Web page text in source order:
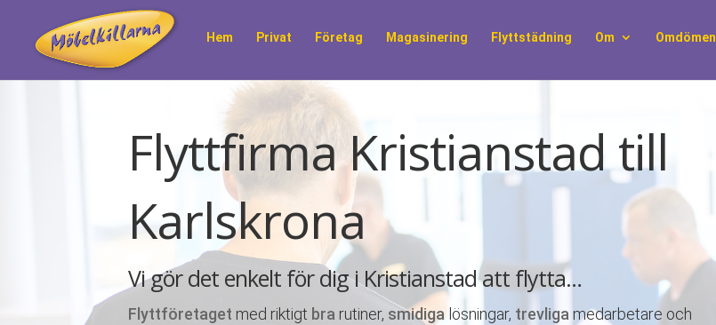
Hem Privat Företag Magasinering Flyttstädning Om Omdömen
Flyttfirma Kristianstad till
Karlskrona
Vi gör det enkelt för dig i Kristianstad att flytta…
Flyttföretaget med riktigt bra rutiner, smidiga lösningar, trevliga medarbetare och